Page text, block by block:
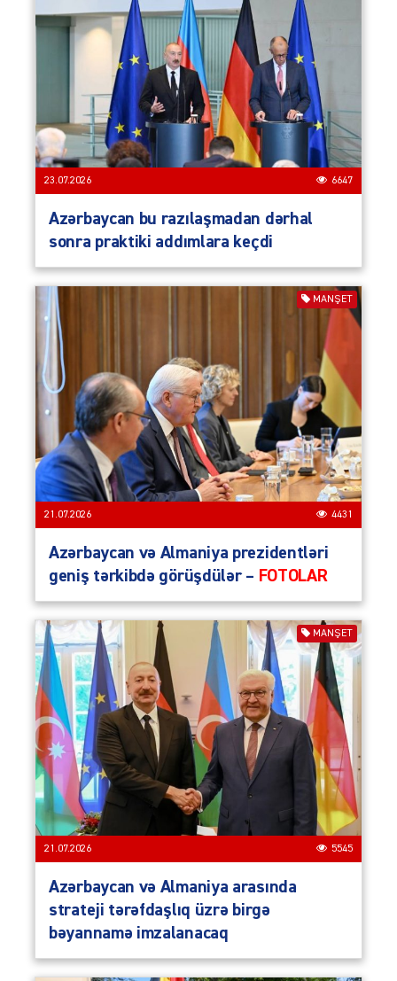
23.07.2026 6647
Azərbaycan bu razılaşmadan dərhal
sonra praktiki addımlara keçdi
MANŞET
21.07.2026 4431
Azərbaycan və Almaniya prezidentləri
geniş tərkibdə görüşdülər – FOTOLAR
MANŞET
21.07.2026 5545
Azərbaycan və Almaniya arasında
strateji tərəfdaşlıq üzrə birgə
bəyannamə imzalanacaq